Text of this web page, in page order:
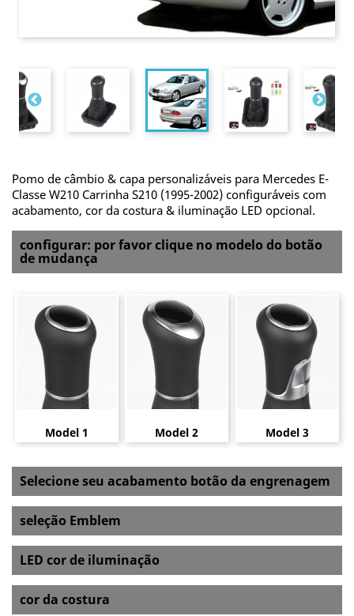
Pomo de câmbio & capa personalizáveis para Mercedes E-
Classe W210 Carrinha S210 (1995-2002) configuráveis com
acabamento, cor da costura & iluminação LED opcional.
configurar: por favor clique no modelo do botão
de mudança
Model 1 Model 2 Model 3
Selecione seu acabamento botão da engrenagem
seleção Emblem
LED cor de iluminação
cor da costura